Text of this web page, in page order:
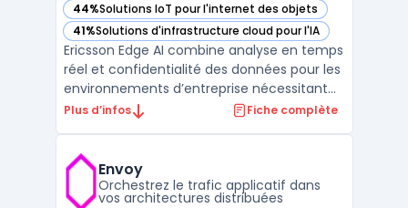
44%Solutions IoT pour l'internet des objets
— voir Ericsson Edge AI dans cette catégorie
41%Solutions d'infrastructure cloud pour l'IA
— voir Ericsson Edge AI dans cette catégorie
Ericsson Edge AI combine analyse en temps
réel et confidentialité des données pour les
environnements d’entreprise nécessitant
un traitement local. Le produit cible la
site, sans dépendre d’infrastructures cloud
publiq ...
Plus d’infos Fiche complète
Envoy
Orchestrez le trafic applicatif dans
vos architectures distribuées